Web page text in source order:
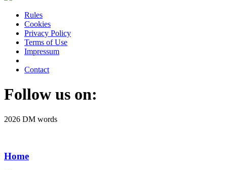
Rules
Cookies
Privacy Policy
Terms of Use
Impressum
Contact
Follow us on:
2026 DM words
Home